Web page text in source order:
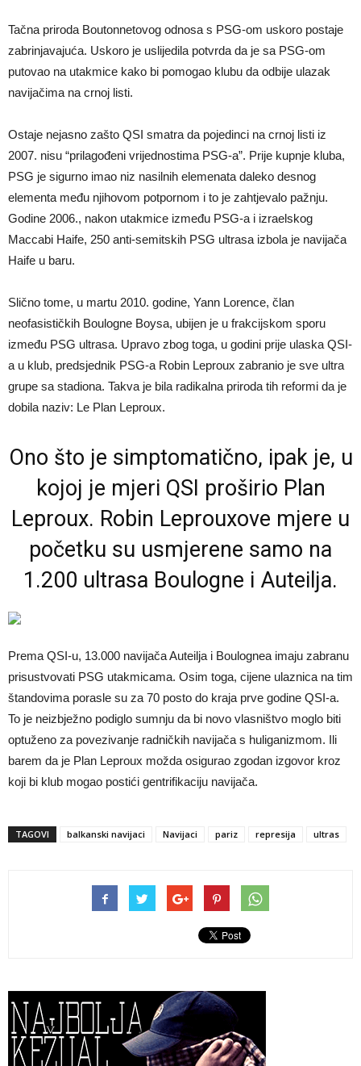
Tačna priroda Boutonnetovog odnosa s PSG-om uskoro postaje
zabrinjavajuća. Uskoro je uslijedila potvrda da je sa PSG-om
putovao na utakmice kako bi pomogao klubu da odbije ulazak
navijačima na crnoj listi.
Ostaje nejasno zašto QSI smatra da pojedinci na crnoj listi iz
2007. nisu “prilagođeni vrijednostima PSG-a”. Prije kupnje kluba,
PSG je sigurno imao niz nasilnih elemenata daleko desnog
elementa među njihovom potpornom i to je zahtjevalo pažnju.
Godine 2006., nakon utakmice između PSG-a i izraelskog
Maccabi Haife, 250 anti-semitskih PSG ultrasa izbola je navijača
Haife u baru.
Slično tome, u martu 2010. godine, Yann Lorence, član
neofasističkih Boulogne Boysa, ubijen je u frakcijskom sporu
između PSG ultrasa. Upravo zbog toga, u godini prije ulaska QSI-
a u klub, predsjednik PSG-a Robin Leproux zabranio je sve ultra
grupe sa stadiona. Takva je bila radikalna priroda tih reformi da je
dobila naziv: Le Plan Leproux.
Ono što je simptomatično, ipak je, u
kojoj je mjeri QSI proširio Plan
Leproux. Robin Leprouxove mjere u
početku su usmjerene samo na
1.200 ultrasa Boulogne i Auteilja.
Prema QSI-u, 13.000 navijača Auteilja i Boulognea imaju zabranu
prisustvovati PSG utakmicama. Osim toga, cijene ulaznica na tim
štandovima porasle su za 70 posto do kraja prve godine QSI-a.
To je neizbježno podiglo sumnju da bi novo vlasništvo moglo biti
optuženo za povezivanje radničkih navijača s huliganizmom. Ili
barem da je Plan Leproux možda osigurao zgodan izgovor kroz
koji bi klub mogao postići gentrifikaciju navijača.
TAGOVI balkanski navijaci Navijaci pariz represija ultras